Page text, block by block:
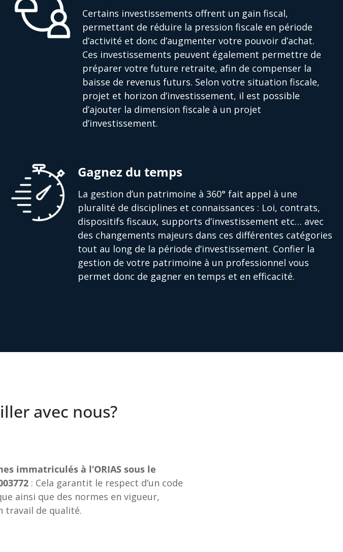
Certains investissements offrent un gain fiscal,
permettant de réduire la pression fiscale en période
d’activité et donc d’augmenter votre pouvoir d’achat.
Ces investissements peuvent également permettre de
préparer votre future retraite, afin de compenser la
baisse de revenus futurs. Selon votre situation fiscale,
projet et horizon d’investissement, il est possible
d’ajouter la dimension fiscale à un projet
d’investissement.
Gagnez du temps
La gestion d’un patrimoine à 360° fait appel à une
pluralité de disciplines et connaissances : Loi, contrats,
dispositifs fiscaux, supports d’investissement etc… avec
des changements majeurs dans ces différentes catégories
tout au long de la période d’investissement. Confier la
gestion de votre patrimoine à un professionnel vous
permet donc de gagner en temps et en efficacité.
avec nous?
immatriculés à l’ORIAS sous le
: Cela garantit le respect d’un code
ainsi que des normes en vigueur,
travail de qualité.